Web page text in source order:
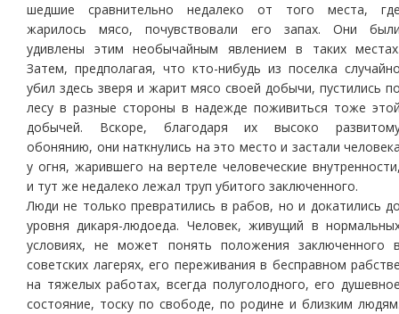
шедшие сравнительно недалеко от того места,
жарилось мясо, почувствовали его запах. Они
удивлены этим необычайным явлением в таких
Затем, предполагая, что кто-нибудь из поселка
убил здесь зверя и жарит мясо своей добычи, пустились
лесу в разные стороны в надежде поживиться тоже
добычей. Вскоре, благодаря их высоко
обонянию, они наткнулись на это место и застали
у огня, жарившего на вертеле человеческие
и тут же недалеко лежал труп убитого заключенного.
Люди не только превратились в рабов, но и докатились
уровня дикаря-людоеда. Человек, живущий в
условиях, не может понять положения заключенного
советских лагерях, его переживания в бесправном
на тяжелых работах, всегда полуголодного, его
состояние, тоску по свободе, по родине и близким